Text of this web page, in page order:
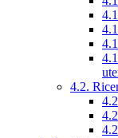
4.2.